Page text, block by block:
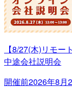
【8/27(木)リモ
中途会社説明会
開催前2026年8月